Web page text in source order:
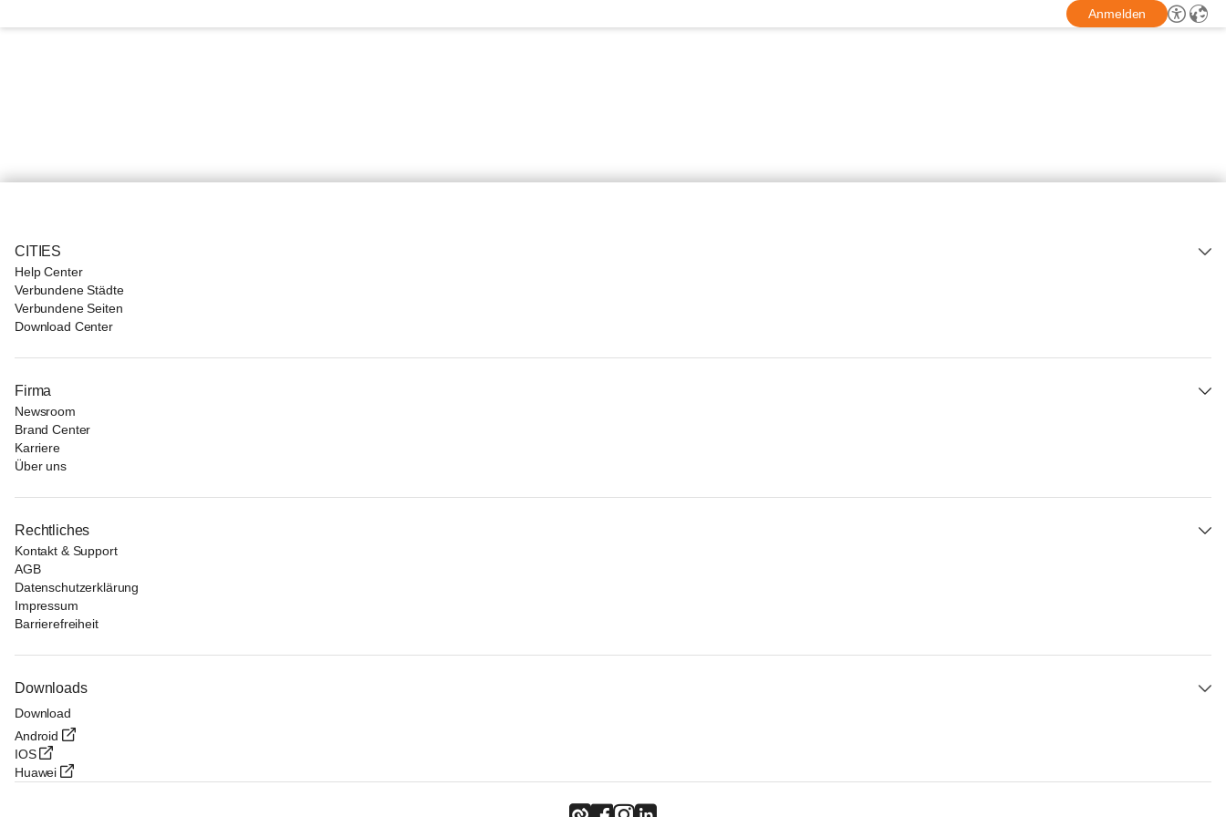
Anmelden
CITIES
Help Center
Verbundene Städte
Verbundene Seiten
Download Center
Firma
Newsroom
Brand Center
Karriere
Über uns
Rechtliches
Kontakt & Support
AGB
Datenschutzerklärung
Impressum
Barrierefreiheit
Downloads
Download
Android
IOS
Huawei